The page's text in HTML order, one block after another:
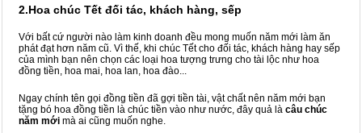
2.Hoa chúc Tết đối tác, khách hàng, sếp
Với bất cứ người nào làm kinh doanh đều mong muốn năm mới làm ăn
phát đạt hơn năm cũ. Vì thế, khi chúc Tết cho đối tác, khách hàng hay sếp
của mình bạn nên chọn các loại hoa tượng trưng cho tài lộc như hoa
đồng tiền, hoa mai, hoa lan, hoa đào...
Ngay chính tên gọi đồng tiền đã gợi tiền tài, vật chất nên năm mới bạn
tặng bó hoa đồng tiền là chúc tiền vào như nước, đây quả là câu chúc
năm mới mà ai cũng muốn nghe.